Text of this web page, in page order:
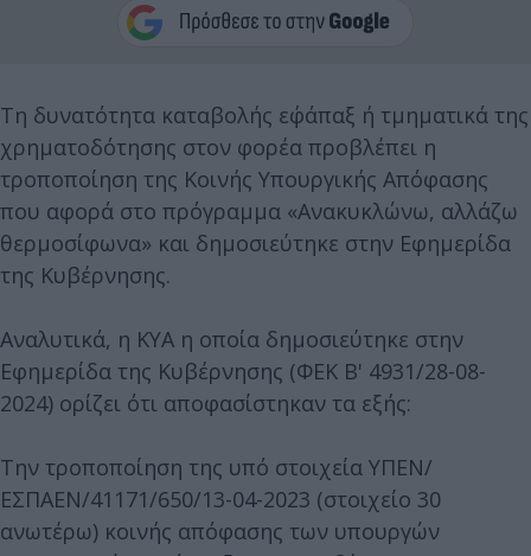
Τη δυνατότητα καταβολής εφ΄άπαξ ή τμηματικά της
χρηματοδότησης στον φορέα προβλέπει η
τροποποίηση της Κοινής Υπουργικής Απόφασης
που αφορά στο πρόγραμμα «Ανακυκλώνω, αλλάζω
θερμοσίφωνα» και δημοσιεύτηκε στην Εφημερίδα
της Κυβέρνησης.
Αναλυτικά, η ΚΥΑ η οποία δημοσιεύτηκε στην
Εφημερίδα της Κυβέρνησης (ΦΕΚ Β' 4931/28-08-
2024) ορίζει ότι αποφασίστηκαν τα εξής:
Την τροποποίηση της υπό στοιχεία ΥΠΕΝ/
ΕΣΠΑΕΝ/41171/650/13-04-2023 (στοιχείο 30
ανωτέρω) κοινής απόφασης των υπουργών